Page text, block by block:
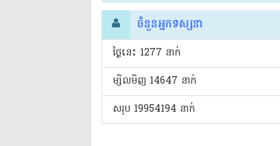
ចំនួនអ្នកទស្សនា
ថ្ងៃនេះ​ 1277 នាក់
ម្សិលមិញ 14647 នាក់
សរុប 19954194 នាក់